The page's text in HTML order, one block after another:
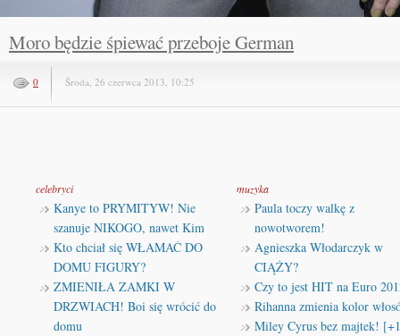
Moro będzie śpiewać przeboje German
0 Środa, 26 czerwca 2013, 10:25
celebryci
Kanye to PRYMITYW! Nie
szanuje NIKOGO, nawet Kim
Kto chciał się WŁAMAĆ DO
DOMU FIGURY?
ZMIENIŁA ZAMKI W
DRZWIACH! Boi się wrócić do
domu
muzyka
Paula toczy walkę z
nowotworem!
Agnieszka Włodarczyk w
CIĄŻY?
Czy to jest HIT na Euro
Rihanna zmienia kolor
Miley Cyrus bez majtek!